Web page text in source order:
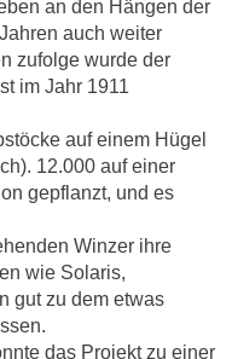
an den Hängen der
auch weiter
zufolge wurde der
im Jahr 1911
auf einem Hügel
12.000 auf einer
gepflanzt, und es
Winzer ihre
wie Solaris,
gut zu dem etwas
das Projekt zu einer